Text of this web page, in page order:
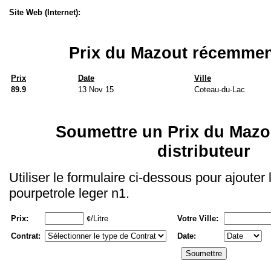
Site Web (Internet):
Prix du Mazout
Prix Date
Ville
89.9
13 Nov 15 Coteau-du-Lac
Soumettre un Prix du
distributeur
Utiliser le formulaire ci-dessous pour ajouter
pourpetrole leger n1.
Prix: ¢/Litre
Votre Ville:
Contrat:
Date: